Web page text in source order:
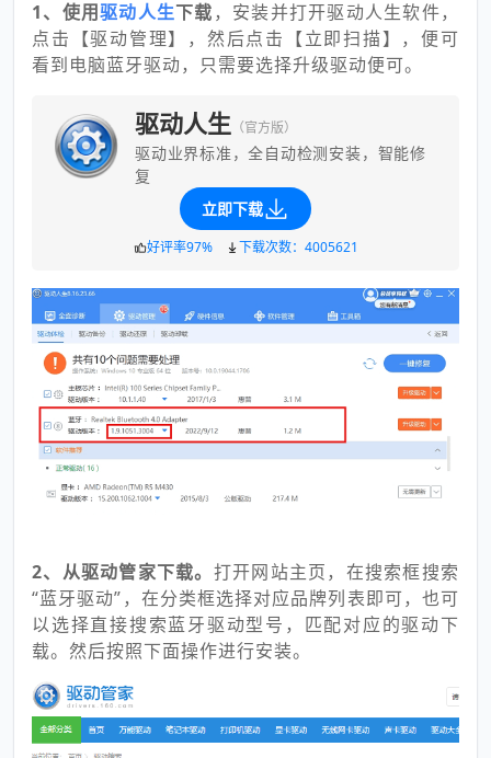
1、使用驱动人生下载 ，安装并打开驱动人生软件，
点击【驱动管理】，然后点击【立即扫描】，便可
看到电脑蓝牙驱动，只需要选择升级驱动便可。
驱动人生 （官方版）
驱动业界标准，全自动检测安装，智能修
复
立即下载
好评率97% 下载次数：4005621
2、从驱动管家下载。 打开网站主页，在搜索框搜索
“蓝牙驱动”，在分类框选择对应品牌列表即可，也可
以选择直接搜索蓝牙驱动型号，匹配对应的驱动下
载。然后按照下面操作进行安装。